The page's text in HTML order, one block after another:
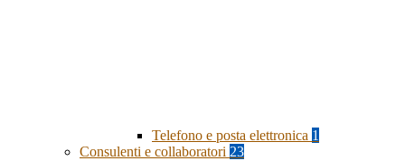
Telefono e posta elettronica 1
Consulenti e collaboratori 23